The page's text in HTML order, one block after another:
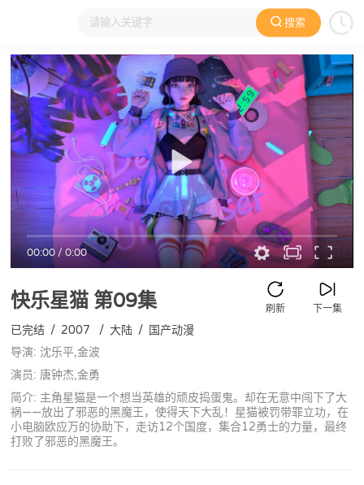
搜索
大家在看 日本动漫 国产动漫 欧美动漫 动漫电影
00:00/0:00
快乐星猫 第09集 下一集
刷新
已完结 / 2007 / 大陆 / 国产动漫
导演: 沈乐平,金波
演员: 唐钟杰,金勇
简介: 主角星猫是一个想当英雄的顽皮捣蛋鬼。却在无意中闯下了大
祸——放出了邪恶的黑魔王，使得天下大乱！星猫被罚带罪立功，在
小电脑欧应万的协助下，走访12个国度，集合12勇士的力量，最终
打败了邪恶的黑魔王。